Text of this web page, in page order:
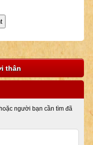
thân
người bạn cần tìm đã